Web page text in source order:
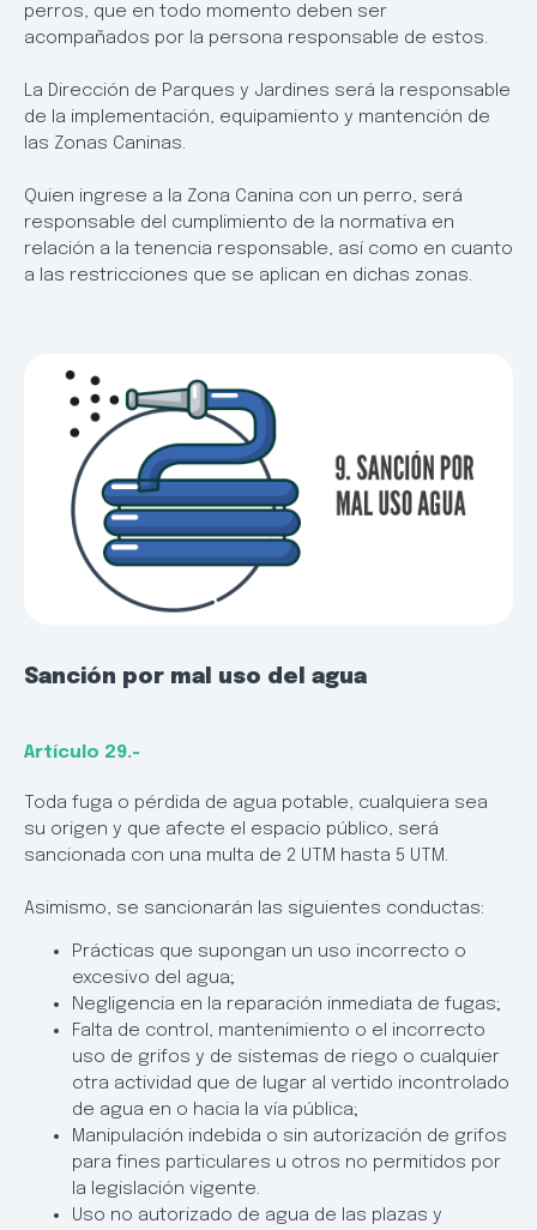
perros, que en todo momento deben ser
acompañados por la persona responsable de estos.
La Dirección de Parques y Jardines será la responsable
de la implementación, equipamiento y mantención de
las Zonas Caninas.
Quien ingrese a la Zona Canina con un perro, será
responsable del cumplimiento de la normativa en
relación a la tenencia responsable, así como en cuanto
a las restricciones que se aplican en dichas zonas.
Sanción por mal uso del agua
Artículo 29.-
Toda fuga o pérdida de agua potable, cualquiera sea
su origen y que afecte el espacio público, será
sancionada con una multa de 2 UTM hasta 5 UTM.
Asimismo, se sancionarán las siguientes conductas:
Prácticas que supongan un uso incorrecto o
excesivo del agua;
Negligencia en la reparación inmediata de fugas;
Falta de control, mantenimiento o el incorrecto
uso de grifos y de sistemas de riego o cualquier
otra actividad que de lugar al vertido incontrolado
de agua en o hacia la vía pública;
Manipulación indebida o sin autorización de grifos
para fines particulares u otros no permitidos por
la legislación vigente.
Uso no autorizado de agua de las plazas y